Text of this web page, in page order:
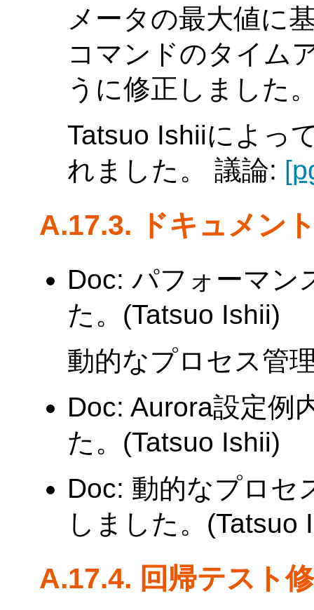
メータの最大値に
コマンドのタイム
うに修正しました
Tatsuo Ishiiによっ
れました。 議論:
A.17.3. ドキュメン
Doc: パフォーマン
た。(Tatsuo Ishii)
動的なプロセス管
Doc: Aurora設定例
た。(Tatsuo Ishii)
Doc: 動的なプロセ
しました。(Tatsuo
A.17.4. 回帰テスト